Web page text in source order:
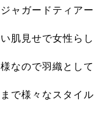
ャガードティアー
肌見せで女性らし
なので羽織として
で様々なスタイル